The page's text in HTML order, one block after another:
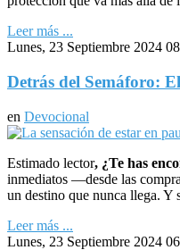
Leer más ...
Lunes, 23 Septiembre 2024
Detrás del Semáforo:
en Devocional
Estimado lector, ¿Te has
inmediatos —desde las
un destino que nunca llega. Y
Leer más ...
Lunes, 23 Septiembre 2024